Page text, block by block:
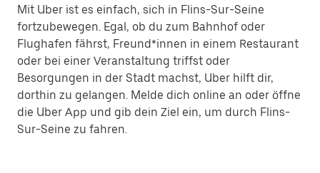
Mit Uber ist es einfach, sich in Flins-Sur-Seine
fortzubewegen. Egal, ob du zum Bahnhof oder
Flughafen fährst, Freund*innen in einem Restaurant
oder bei einer Veranstaltung triffst oder
Besorgungen in der Stadt machst, Uber hilft dir,
dorthin zu gelangen. Melde dich online an oder öffne
die Uber App und gib dein Ziel ein, um durch Flins-
Sur-Seine zu fahren.